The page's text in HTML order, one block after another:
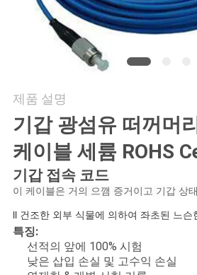
요
청
하
다
사
제품 설명
기갑 광섬유 떠꺼머
케이블 세륨 ROHS
기갑 접속 코드
이 케이블은 거의 으깸 증거이고 기갑 상
ll 건조한 외부 식물에 의하여 좌초된 느
특징:
선적의 앞에 100% 시험
낮은 삽입 손실 및 고수익 손실